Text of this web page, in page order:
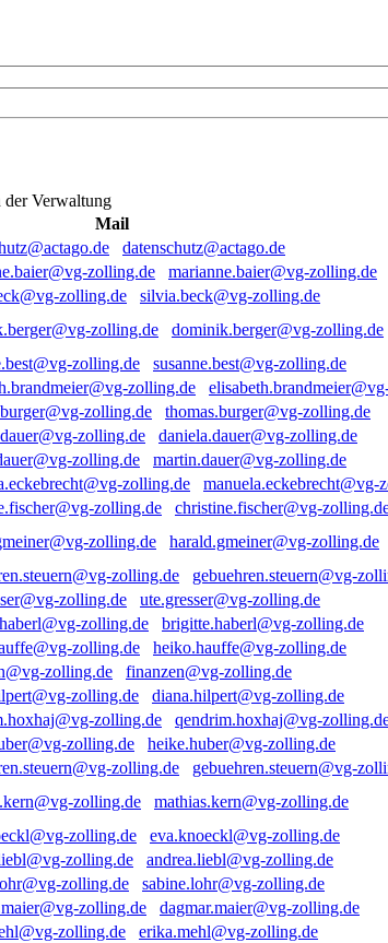
der Verwaltung
Mail
datenschutz@actago.de
marianne.baier@vg-zolling.de
silvia.beck@vg-zolling.de
dominik.berger@vg-zolling.de
susanne.best@vg-zolling.de
thomas.burger@vg-zolling.de
daniela.dauer@vg-zolling.de
martin.dauer@vg-zolling.de
manuela.eckebrecht@vg-
christine.fischer@vg-
harald.gmeiner@vg-zolling.de
gebuehren.steuern@vg-
ute.gresser@vg-zolling.de
brigitte.haberl@vg-zolling.de
heiko.hauffe@vg-zolling.de
finanzen@vg-zolling.de
diana.hilpert@vg-zolling.de
qendrim.hoxhaj@vg-
heike.huber@vg-zolling.de
gebuehren.steuern@vg-
mathias.kern@vg-zolling.de
eva.knoeckl@vg-zolling.de
andrea.liebl@vg-zolling.de
sabine.lohr@vg-zolling.de
dagmar.maier@vg-zolling.de
erika.mehl@vg-zolling.de